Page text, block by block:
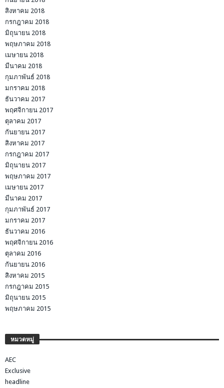
สิงหาคม 2018
กรกฎาคม 2018
มิถุนายน 2018
พฤษภาคม 2018
เมษายน 2018
มีนาคม 2018
กุมภาพันธ์ 2018
มกราคม 2018
ธันวาคม 2017
พฤศจิกายน 2017
ตุลาคม 2017
กันยายน 2017
สิงหาคม 2017
กรกฎาคม 2017
มิถุนายน 2017
พฤษภาคม 2017
เมษายน 2017
มีนาคม 2017
กุมภาพันธ์ 2017
มกราคม 2017
ธันวาคม 2016
พฤศจิกายน 2016
ตุลาคม 2016
กันยายน 2016
สิงหาคม 2015
กรกฎาคม 2015
มิถุนายน 2015
พฤษภาคม 2015
หมวดหมู่
AEC
Exclusive
headline